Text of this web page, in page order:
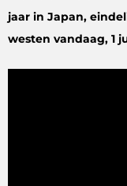
jaar in Japan,
westen vandaag, 1